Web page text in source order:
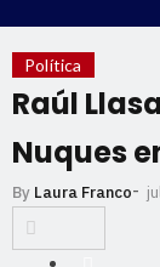
Política
Raúl
Nuques
By Laura Franco-